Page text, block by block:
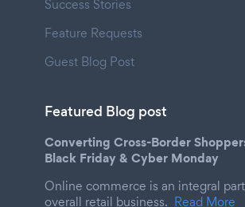
Success Stories
Feature Requests
Guest Blog Post
Featured Blog post
Converting Cross-Border
Black Friday & Cyber Monday
Online commerce is an integral
overall retail business. Read More